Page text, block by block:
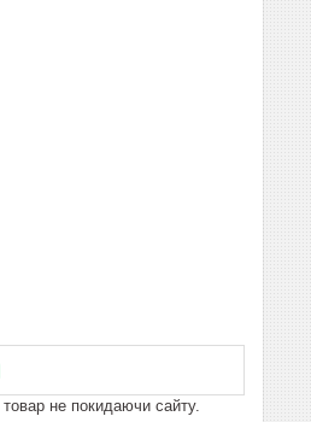
не покидаючи сайту.